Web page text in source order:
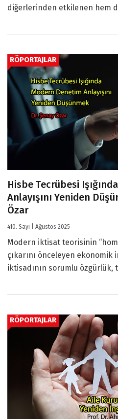
diğerlerinden etkilenen hem
RÖPORTAJLAR
Hisbe Tecrübesi
Anlayışını Yeniden
Özar
410. Sayı | Ağustos 2025
Modern iktisat teorisinin
çıkarını önceleyen ekonomik
iktisadının sorumlu özgürlük,
RÖPORTAJLAR